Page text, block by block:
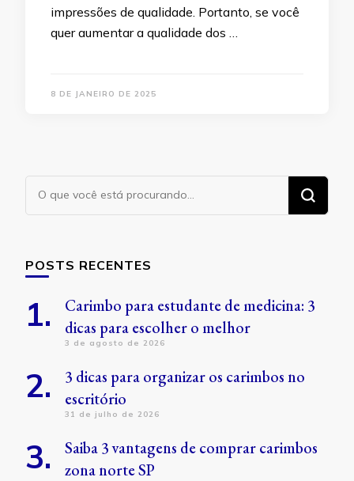
impressões de qualidade. Portanto, se você
quer aumentar a qualidade dos …
8 DE JANEIRO DE 2025
POSTS RECENTES
Carimbo para estudante de medicina: 3
dicas para escolher o melhor
3 de agosto de 2026
3 dicas para organizar os carimbos no
escritório
31 de julho de 2026
Saiba 3 vantagens de comprar carimbos
zona norte SP